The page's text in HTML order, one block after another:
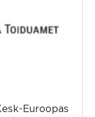
Euroopas